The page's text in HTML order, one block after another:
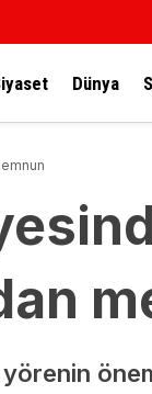
Dünya
yörenin